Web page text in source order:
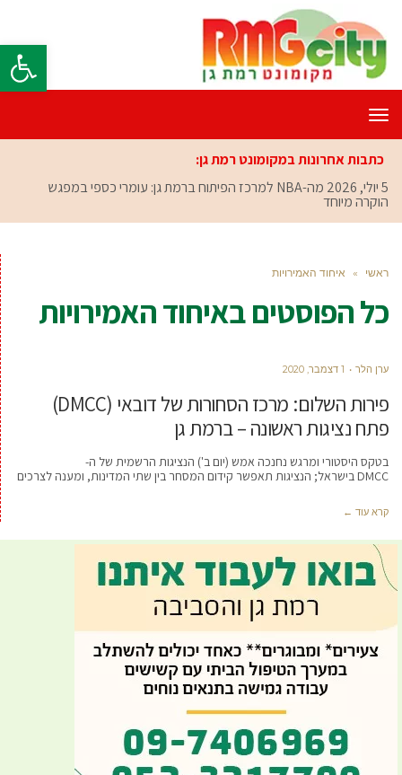
פתח
תפריט
כתבות אחרונות במקומונט רמת גן:
5 יולי, 2026
מה-NBA למרכז הפיתוח ברמת גן: עומרי כספי במפגש
הוקרה מיוחד
ראשי » איחוד האמירויות
כל הפוסטים באיחוד האמירויות
ערן הלר 1 דצמבר, 2020
פירות השלום: מרכז הסחורות של דובאי (DMCC)
פתח נציגות ראשונה – ברמת גן
בטקס היסטורי ומרגש נחנכה אמש (יום ב') הנציגות הרשמית של ה-
DMCC בישראל; הנציגות תאפשר קידום המסחר בין שתי המדינות, ומענה לצרכים
קרא עוד ←